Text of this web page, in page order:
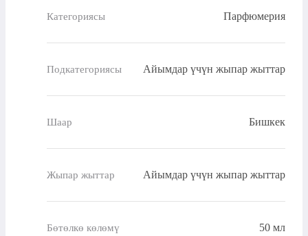
Категориясы Парфюмерия
Подкатегориясы Айымдар үчүн жыпар жыттар
Шаар Бишкек
Жыпар жыттар Айымдар үчүн жыпар жыттар
Бөтөлкө көлөмү 50 мл